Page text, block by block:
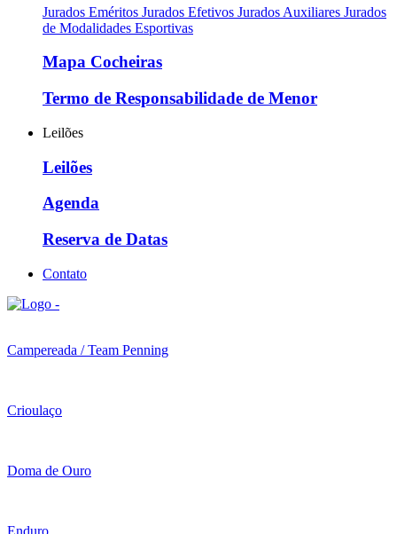
Jurados Eméritos Jurados Efetivos Jurados Auxiliares Jurados
de Modalidades Esportivas
Mapa Cocheiras
Termo de Responsabilidade de Menor
Leilões
Leilões
Agenda
Reserva de Datas
Contato
Campereada / Team Penning
Crioulaço
Doma de Ouro
Enduro